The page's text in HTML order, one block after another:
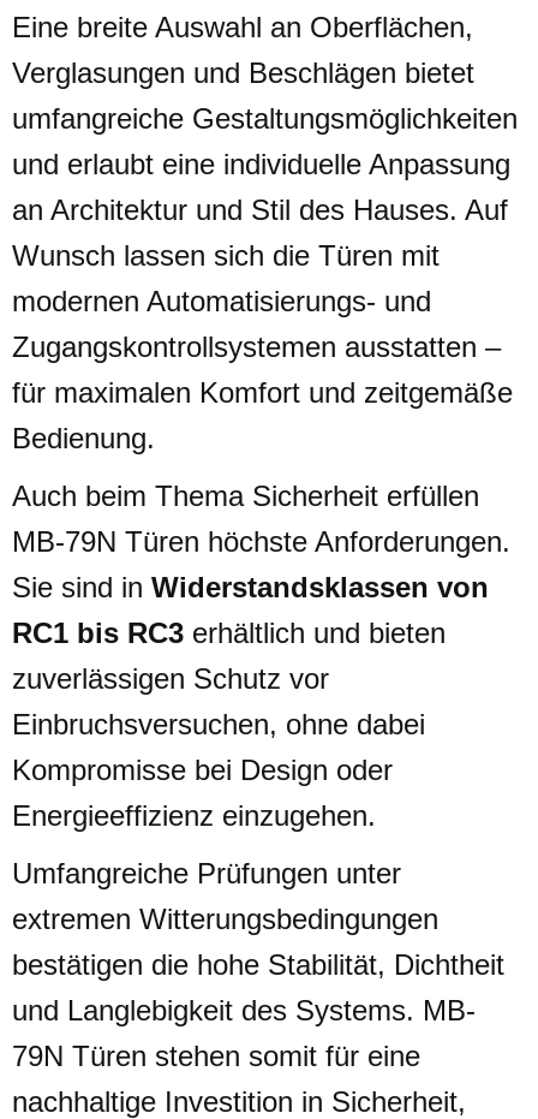
Eine breite Auswahl an Oberflächen,
Verglasungen und Beschlägen bietet
umfangreiche Gestaltungsmöglichkeiten
und erlaubt eine individuelle Anpassung
an Architektur und Stil des Hauses. Auf
Wunsch lassen sich die Türen mit
modernen Automatisierungs- und
Zugangskontrollsystemen ausstatten –
für maximalen Komfort und zeitgemäße
Bedienung.
Auch beim Thema Sicherheit erfüllen
MB-79N Türen höchste Anforderungen.
Sie sind inWiderstandsklassen von
RC1 bis RC3 erhältlich und bieten
zuverlässigen Schutz vor
Einbruchsversuchen, ohne dabei
Kompromisse bei Design oder
Energieeffizienz einzugehen.
Umfangreiche Prüfungen unter
extremen Witterungsbedingungen
bestätigen die hohe Stabilität, Dichtheit
und Langlebigkeit des Systems. MB-
79N Türen stehen somit für eine
nachhaltige Investition in Sicherheit,